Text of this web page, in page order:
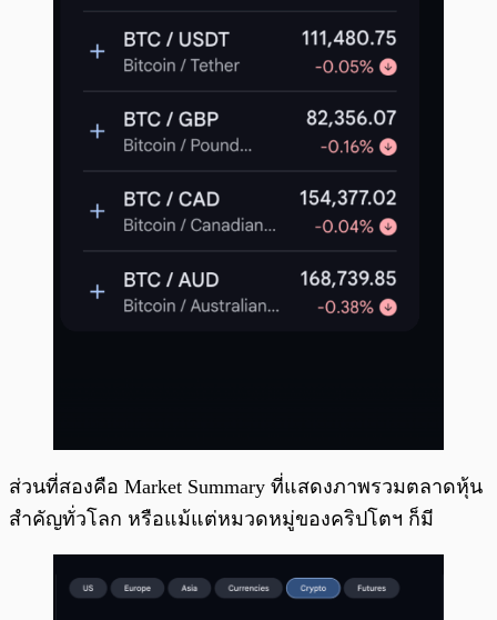
ส่วนที่สองคือ Market Summary ที่แสดงภาพรวมตลาดหุ้น
สำคัญทั่วโลก หรือแม้แต่หมวดหมู่ของคริปโตฯ ก็มี